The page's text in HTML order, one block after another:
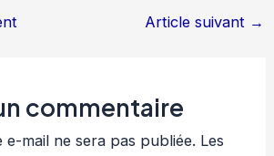
Article suivant →
commentaire
e-mail ne sera pas publiée. Les